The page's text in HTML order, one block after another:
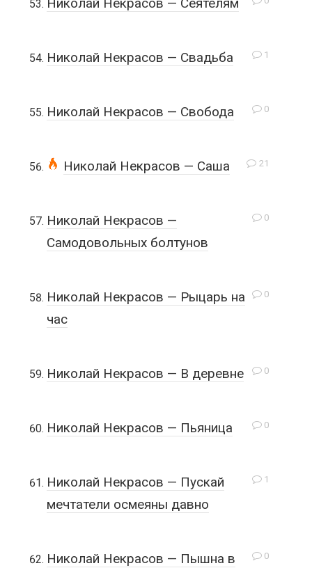
Николай Некрасов — Сеятелям
1
Николай Некрасов — Свадьба
0
Николай Некрасов — Свобода
21
Николай Некрасов — Саша
0
Николай Некрасов —
Самодовольных болтунов
0
Николай Некрасов — Рыцарь на
час
0
Николай Некрасов — В деревне
0
Николай Некрасов — Пьяница
1
Николай Некрасов — Пускай
мечтатели осмеяны давно
0
Николай Некрасов — Пышна в